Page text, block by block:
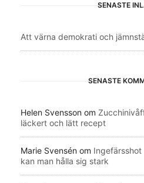
SENASTE
Att värna demokrati och
SENASTE
Helen Svensson om
läckert och lätt recept
Marie Svensén om
kan man hålla sig stark